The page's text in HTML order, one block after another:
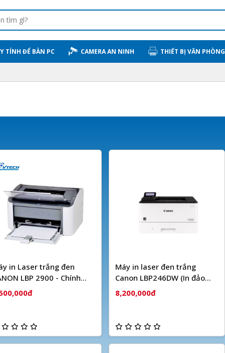
TÍNH ĐỂ BÀN PC CAMERA AN NINH THIẾT BỊ VĂN PHÒNG
in Laser trắng đen
LBP 2900 - Chính
Máy in laser đen trắng
Canon LBP246DW (In đảo
mặt| A4| A5| USB| LAN|
WIFI) - Chính hãng
8,200,000đ